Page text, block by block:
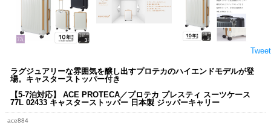
Tweet
ラグジュアリーな雰囲気を醸し出すプロテカのハイエンドモデルが登
場。キャスターストッパー付き
【5-7泊対応】 ACE PROTECA／プロテカ プレスティ スーツケース
77L 02433 キャスターストッパー 日本製 ジッパーキャリー
ace884